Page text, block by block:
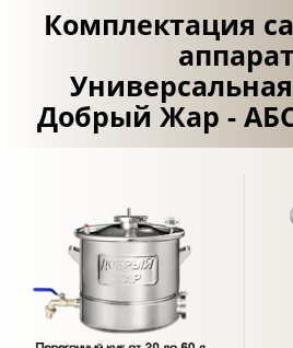
Комплектация
Добрый Жар -